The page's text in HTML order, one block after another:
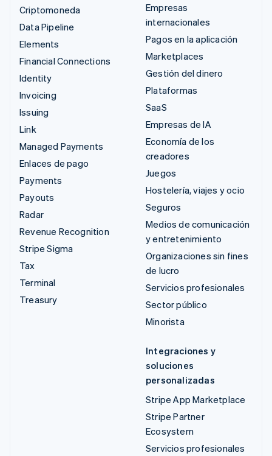
Criptomoneda
Data Pipeline
Elements
Financial Connections
Identity
Invoicing
Issuing
Link
Managed Payments
Enlaces de pago
Payments
Payouts
Radar
Revenue Recognition
Stripe Sigma
Tax
Terminal
Treasury
Empresas
internacionales
Pagos en la aplicación
Marketplaces
Gestión del dinero
Plataformas
SaaS
Empresas de IA
Economía de los
creadores
Juegos
Hostelería, viajes y ocio
Seguros
Medios de comunicación
y entretenimiento
Organizaciones sin fines
de lucro
Servicios profesionales
Sector público
Minorista
Integraciones y
soluciones
personalizadas
Stripe App Marketplace
Stripe Partner
Ecosystem
Servicios profesionales